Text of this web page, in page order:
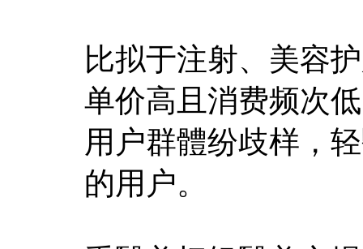
比拟于注射、美容
单价高且消费频次
用户群體纷歧样，
的用户。